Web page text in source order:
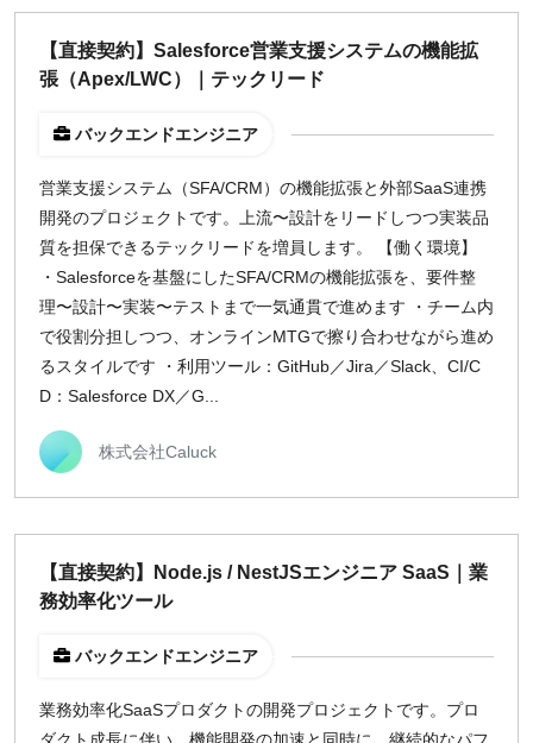
【直接契約】Salesforce営業支援システムの機能拡
張（Apex/LWC）｜テックリード
バックエンドエンジニア
営業支援システム（SFA/CRM）の機能拡張と外部SaaS連携
開発のプロジェクトです。上流〜設計をリードしつつ実装品
質を担保できるテックリードを増員します。 【働く環境】
・Salesforceを基盤にしたSFA/CRMの機能拡張を、要件整
理〜設計〜実装〜テストまで一気通貫で進めます ・チーム内
で役割分担しつつ、オンラインMTGで擦り合わせながら進め
るスタイルです ・利用ツール：GitHub／Jira／Slack、CI/C
D：Salesforce DX／G...
株式会社Caluck
【直接契約】Node.js / NestJSエンジニア SaaS｜業
務効率化ツール
バックエンドエンジニア
業務効率化SaaSプロダクトの開発プロジェクトです。プロ